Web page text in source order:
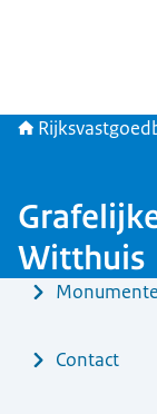
Witthuis
Menu
Contact